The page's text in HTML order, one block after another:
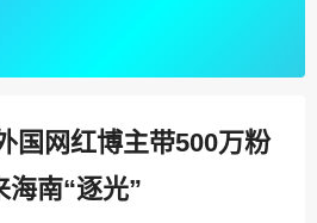
国网红博主带500万粉
海南“逐光”